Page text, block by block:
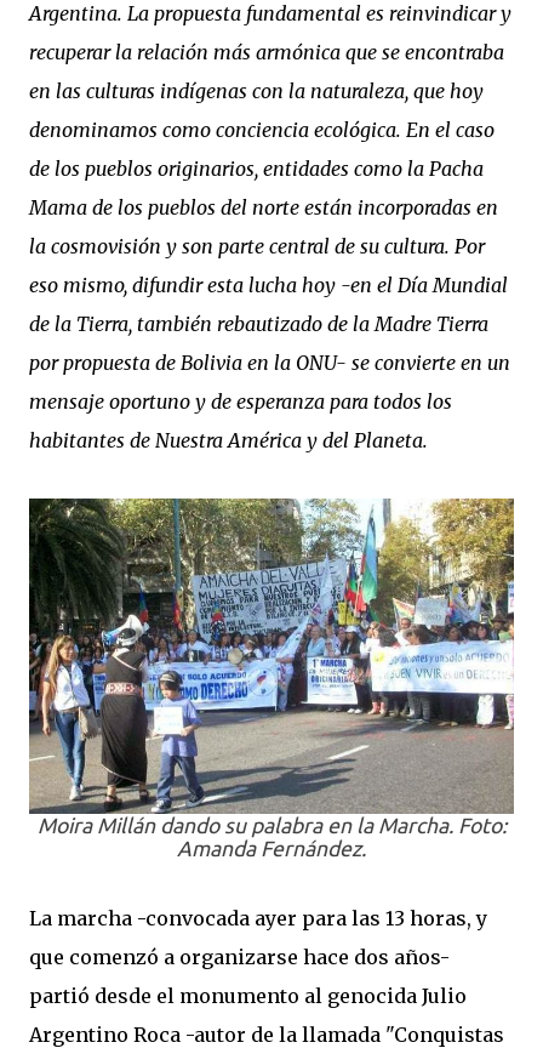
Argentina. La propuesta fundamental es reinvindicar y
recuperar la relación más armónica que se encontraba
en las culturas indígenas con la naturaleza, que hoy
denominamos como conciencia ecológica. En el caso
de los pueblos originarios, entidades como la Pacha
Mama de los pueblos del norte están incorporadas en
la cosmovisión y son parte central de su cultura. Por
eso mismo, difundir esta lucha hoy -en el Día Mundial
de la Tierra, también rebautizado de la Madre Tierra
por propuesta de Bolivia en la ONU- se convierte en un
mensaje oportuno y de esperanza para todos los
habitantes de Nuestra América y del Planeta.
Moira Millán dando su palabra en la Marcha. Foto:
Amanda Fernández.
La marcha -convocada ayer para las 13 horas, y
que comenzó a organizarse hace dos años-
partió desde el monumento al genocida Julio
Argentino Roca -autor de la llamada "Conquistas